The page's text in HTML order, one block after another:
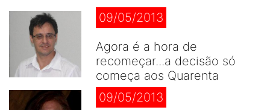
09/05/2013
Agora é a hora de
recomeçar...a decisão só
começa aos Quarenta
09/05/2013